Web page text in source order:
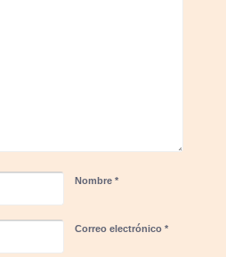
Nombre*
Correo electrónico*